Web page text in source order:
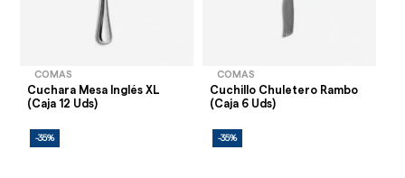
COMAS
Cuchara Mesa Inglés XL
(Caja 12 Uds)
-35%
COMAS
Cuchillo Chuletero Rambo
(Caja 6 Uds)
-35%